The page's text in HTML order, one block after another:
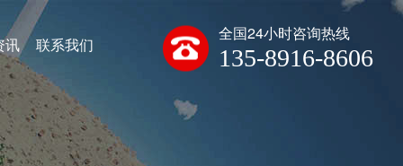
讯 联系我们
全国24小时咨询热线
135-8916-8606